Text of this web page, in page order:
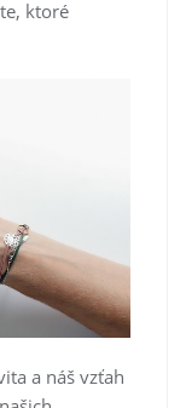
ktoré
a náš vzťah